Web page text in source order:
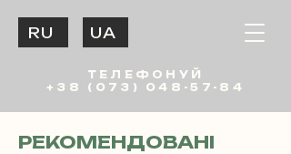
ТЕЛЕФОНУЙ
+38 (073) 048-57-84
UA
RU
РЕКОМЕНДОВАНІ